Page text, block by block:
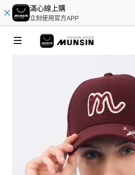
滿心線上購
立刻使用官方APP